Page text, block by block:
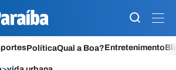
PolíticaQual a Boa?Entretenimento